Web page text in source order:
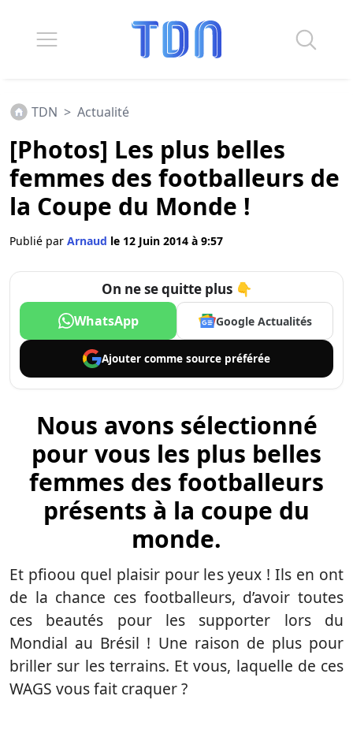
TDN > Actualité
[Photos] Les plus belles
femmes des footballeurs de
la Coupe du Monde !
Publié par Arnaud le 12 Juin 2014 à 9:57
On ne se quitte plus 👇
WhatsApp Google Actualités
Ajouter comme source préférée
Nous avons sélectionné
pour vous les plus belles
femmes des footballeurs
présents à la coupe du
monde.
Et pfioou quel plaisir pour les yeux ! Ils en ont
de la chance ces footballeurs, d’avoir toutes
ces beautés pour les supporter lors du
Mondial au Brésil ! Une raison de plus pour
briller sur les terrains. Et vous, laquelle de ces
WAGS vous fait craquer ?